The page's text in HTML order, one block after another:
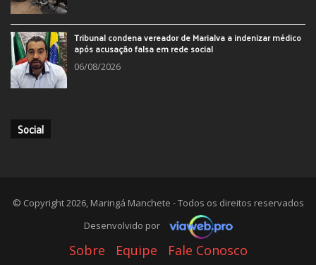
Tribunal condena vereador de Marialva a indenizar médico
após acusação falsa em rede social
06/08/2026
Social
© Copyright 2026, Maringá Manchete - Todos os direitos reservados
Desenvolvido por
Sobre Equipe Fale Conosco